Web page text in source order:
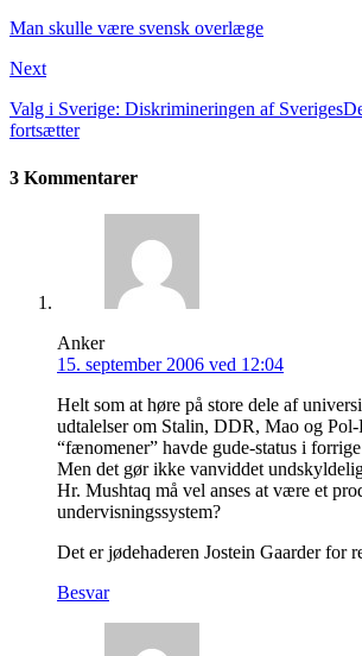
Man skulle være svensk overlæge
Next
Valg i Sverige: Diskrimineringen af
fortsætter
3 Kommentarer
Anker
15. september 2006 ved 12:04
Helt som at høre på store dele af
udtalelser om Stalin, DDR, Mao og Pol-
“fænomener” havde gude-status i
Men det gør ikke vanviddet
Hr. Mushtaq må vel anses at være et
undervisningssystem?
Det er jødehaderen Jostein Gaarder for
Besvar